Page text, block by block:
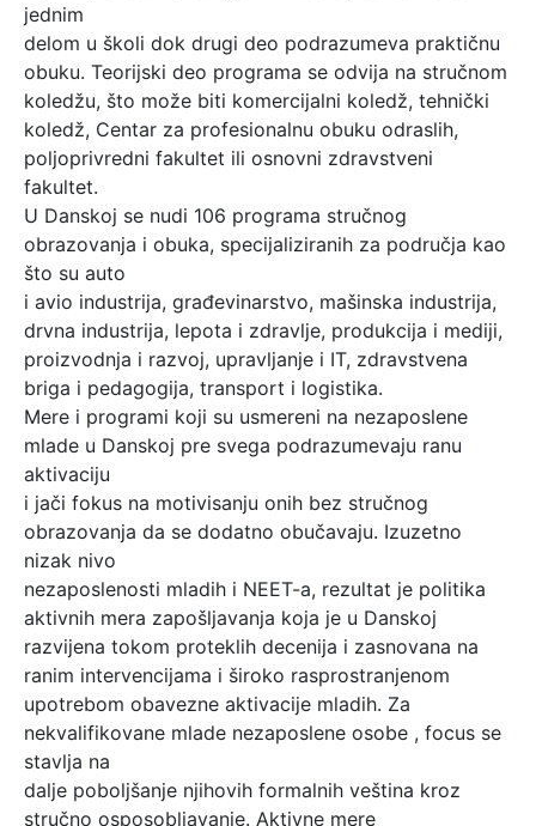
jednim
delom u školi dok drugi deo podrazumeva praktičnu
obuku. Teorijski deo programa se odvija na stručnom
koledžu, što može biti komercijalni koledž, tehnički
koledž, Centar za profesionalnu obuku odraslih,
poljoprivredni fakultet ili osnovni zdravstveni
fakultet.
U Danskoj se nudi 106 programa stručnog
obrazovanja i obuka, specijaliziranih za područja kao
što su auto
i avio industrija, građevinarstvo, mašinska industrija,
drvna industrija, lepota i zdravlje, produkcija i mediji,
proizvodnja i razvoj, upravljanje i IT, zdravstvena
briga i pedagogija, transport i logistika.
Mere i programi koji su usmereni na nezaposlene
mlade u Danskoj pre svega podrazumevaju ranu
aktivaciju
i jači fokus na motivisanju onih bez stručnog
obrazovanja da se dodatno obučavaju. Izuzetno
nizak nivo
nezaposlenosti mladih i NEET-a, rezultat je politika
aktivnih mera zapošljavanja koja je u Danskoj
razvijena tokom proteklih decenija i zasnovana na
ranim intervencijama i široko rasprostranjenom
upotrebom obavezne aktivacije mladih. Za
nekvalifikovane mlade nezaposlene osobe , focus se
stavlja na
dalje poboljšanje njihovih formalnih veština kroz
stručno osposobljavanje. Aktivne mere